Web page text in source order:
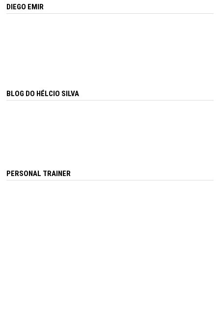
DIEGO EMIR
BLOG DO HÉLCIO SILVA
PERSONAL TRAINER